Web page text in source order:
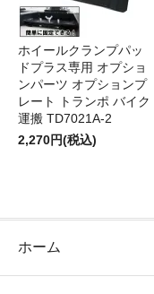
ホイールクランプパッ
ドプラス専用 オプショ
ンパーツ オプションプ
レート トランポ バイク
運搬 TD7021A-2
2,270円(税込)
ホーム